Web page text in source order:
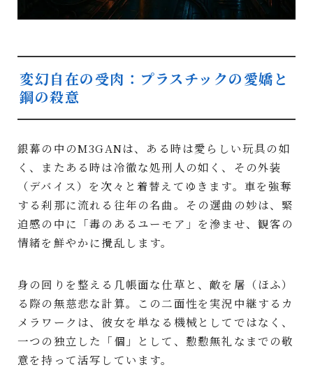
変幻自在の受肉：プラスチックの愛嬌と
鋼の殺意
銀幕の中のM3GANは、ある時は愛らしい玩具の如
く、またある時は冷徹な処刑人の如く、その外装
（デバイス）を次々と着替えてゆきます。車を強奪
する刹那に流れる往年の名曲。その選曲の妙は、緊
迫感の中に「毒のあるユーモア」を滲ませ、観客の
情緒を鮮やかに攪乱します。
身の回りを整える几帳面な仕草と、敵を屠（ほふ）
る際の無慈悲な計算。この二面性を実況中継するカ
メラワークは、彼女を単なる機械としてではなく、
一つの独立した「個」として、懃懃無礼なまでの敬
意を持って活写しています。